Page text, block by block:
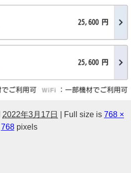
2022年3月17日 Full size is 768 ×
768pixels